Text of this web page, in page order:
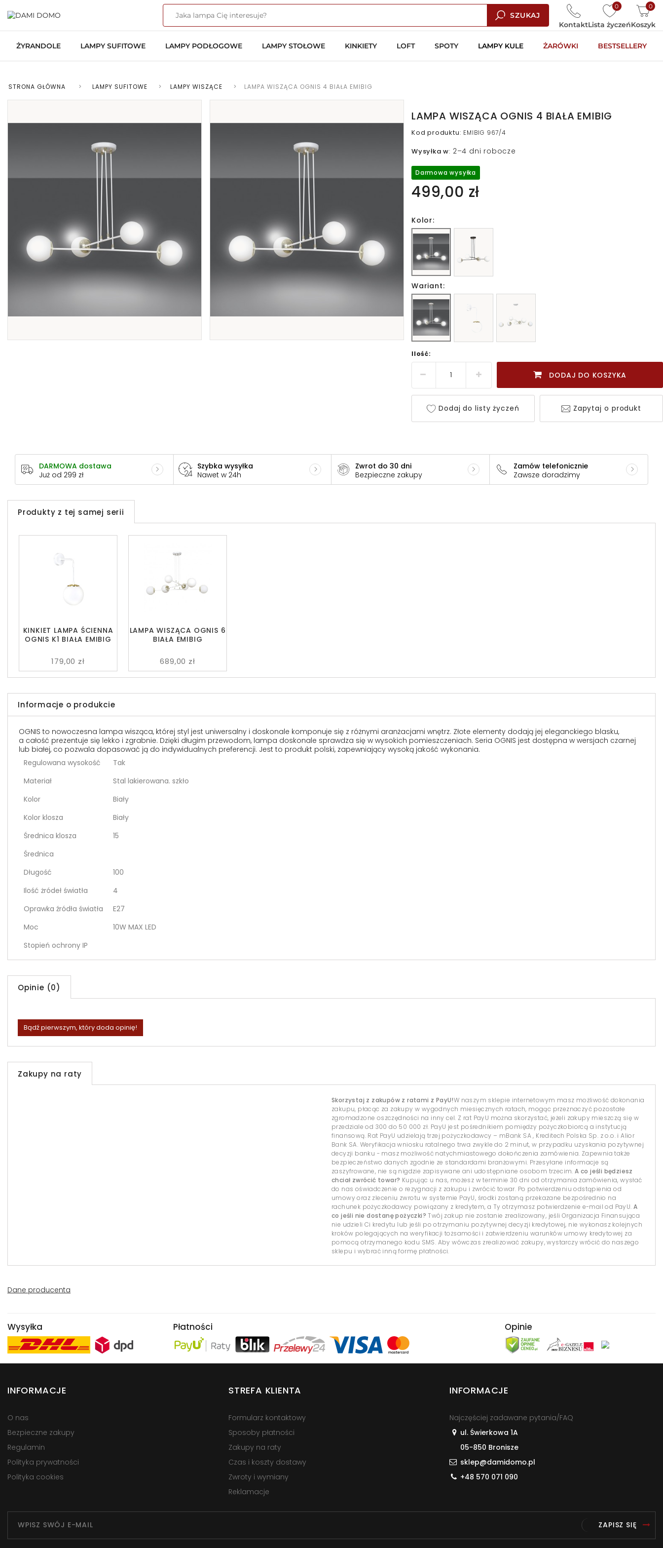
SZUKAJ
0
Lista życzeń
0
Koszyk
Kontakt
ŻYRANDOLE LAMPY SUFITOWE LAMPY PODŁOGOWE LAMPY STOŁOWE KINKIETY LOFT SPOTY LAMPY KULE ŻARÓWKI BESTSELLERY
STRONA GŁÓWNA > LAMPY SUFITOWE > LAMPY WISZĄCE > LAMPA WISZĄCA OGNIS 4 BIAŁA EMIBIG
LAMPA WISZĄCA OGNIS 4 BIAŁA EMIBIG
Kod produktu: EMIBIG 967/4
Wysyłka w: 2–4 dni robocze
Darmowa wysyłka
499,00 zł
Kolor:
Wariant:
Ilość:
DODAJ DO KOSZYKA
Dodaj do listy życzeń Zapytaj o produkt
DARMOWA dostawa
Już od 299 zł
Szybka wysyłka
Nawet w 24h
Zwrot do 30 dni
Bezpieczne zakupy
Zamów telefonicznie
Zawsze doradzimy
Produkty z tej samej serii
LAMPA WISZĄCA OGNIS 6
BIAŁA EMIBIG
689,00 zł
KINKIET LAMPA ŚCIENNA
OGNIS K1 BIAŁA EMIBIG
179,00 zł
Informacje o produkcie
OGNIS to nowoczesna lampa wisząca, której styl jest uniwersalny i doskonale komponuje się z różnymi aranżacjami wnętrz. Złote elementy dodają jej eleganckiego blasku,
a całość prezentuje się lekko i zgrabnie. Dzięki długim przewodom, lampa doskonale sprawdza się w wysokich pomieszczeniach. Seria OGNIS jest dostępna w wersjach czarnej
lub białej, co pozwala dopasować ją do indywidualnych preferencji. Jest to produkt polski, zapewniający wysoką jakość wykonania.
Regulowana wysokość
Tak
Materiał
Stal lakierowana. szkło
Kolor
Biały
Kolor klosza
Biały
Średnica klosza
15
Średnica
Długość
100
Ilość żródeł światła
4
Oprawka źródła światła
E27
Moc
10W MAX LED
Stopień ochrony IP
Opinie (0)
Bądź pierwszym, który doda opinię!
Zakupy na raty
Skorzystaj z zakupów z ratami z PayU!W naszym sklepie internetowym masz możliwość dokonania
zakupu, płacąc za zakupy w wygodnych miesięcznych ratach, mogąc przeznaczyć pozostałe
zgromadzone oszczędności na inny cel. Z rat PayU można skorzystać, jeżeli zakupy mieszczą się w
przedziale od 300 do 50 000 zł. PayU jest pośrednikiem pomiędzy pożyczkobiorcą a instytucją
finansową. Rat PayU udzielają trzej pożyczkodawcy – mBank SA , Kreditech Polska Sp. z o.o. i Alior
Bank SA. Weryfikacja wniosku ratalnego trwa zwykle do 2 minut, w przypadku uzyskania pozytywnej
decyzji banku - masz możliwość natychmiastowego dokończenia zamówienia. Zapewnia także
bezpieczeństwo danych zgodnie ze standardami branżowymi. Przesyłane informacje są
zaszyfrowane, nie są nigdzie zapisywane ani udostępniane osobom trzecim. A co jeśli będziesz
chciał zwrócić towar? Kupując u nas, możesz w terminie 30 dni od otrzymania zamówienia, wysłać
do nas oświadczenie o rezygnacji z zakupu i zwrócić towar. Po potwierdzeniu odstąpienia od
umowy oraz zleceniu zwrotu w systemie PayU, środki zostaną przekazane bezpośrednio na
rachunek pożyczkodawcy powiązany z kredytem, a Ty otrzymasz potwierdzenie e-mail od PayU. A
co jeśli nie dostanę pożyczki? Twój zakup nie zostanie zrealizowany, jeśli Organizacja Finansująca
nie udzieli Ci kredytu lub jeśli po otrzymaniu pozytywnej decyzji kredytowej, nie wykonasz kolejnych
kroków polegających na weryfikacji tożsamości i zatwierdzeniu warunków umowy kredytowej za
pomocą otrzymanego kodu SMS. Aby wówczas zrealizować zakupy, wystarczy wrócić do naszego
sklepu i wybrać inną formę płatności.
Dane producenta
Wysyłka Płatności Opinie
INFORMACJE
O nas
Bezpieczne zakupy
Regulamin
Polityka prywatności
Polityka cookies
STREFA KLIENTA
Formularz kontaktowy
Sposoby płatności
Zakupy na raty
Czas i koszty dostawy
Zwroty i wymiany
Reklamacje
INFORMACJE
Najczęściej zadawane pytania/FAQ
ul. Świerkowa 1A
05-850 Bronisze
sklep@damidomo.pl
+48 570 071 090
ZAPISZ SIĘ